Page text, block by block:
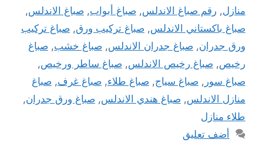
منازل, رقم صباغ الاندلس, صباغ أبواب, صباغ الاندلس,
صباغ باكستاني الاندلس, صباغ تركيب ورق, صباغ تركيب
ورق جدران, صباغ جدران الاندلس, صباغ خشب, صباغ
رخيص, صباغ رخيص الاندلس, صباغ ساطر ورخيص,
صباغ سور , صباغ سياج, صباغ طلاء, صباغ غرف, صباغ
منازل الاندلس, صباغ هندي الاندلس, صباغ ورق جدران,
طلاء منازل
أضف تعليق